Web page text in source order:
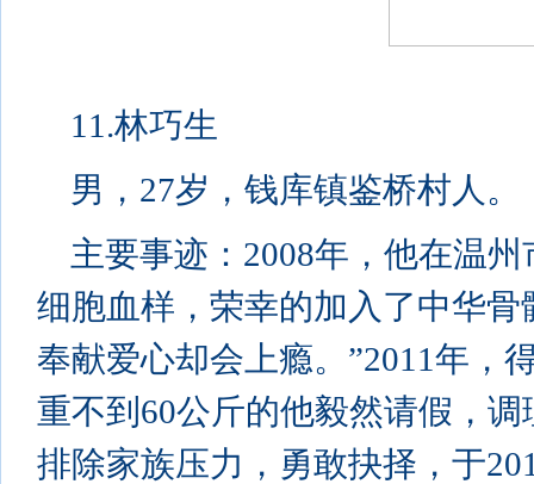
11.林巧生
男，27岁，钱库镇鉴桥村人。
主要事迹：2008年，他在温
细胞血样，荣幸的加入了中华
奉献爱心却会上瘾。”2011年，
重不到60公斤的他毅然请假，
排除家族压力，勇敢抉择，于